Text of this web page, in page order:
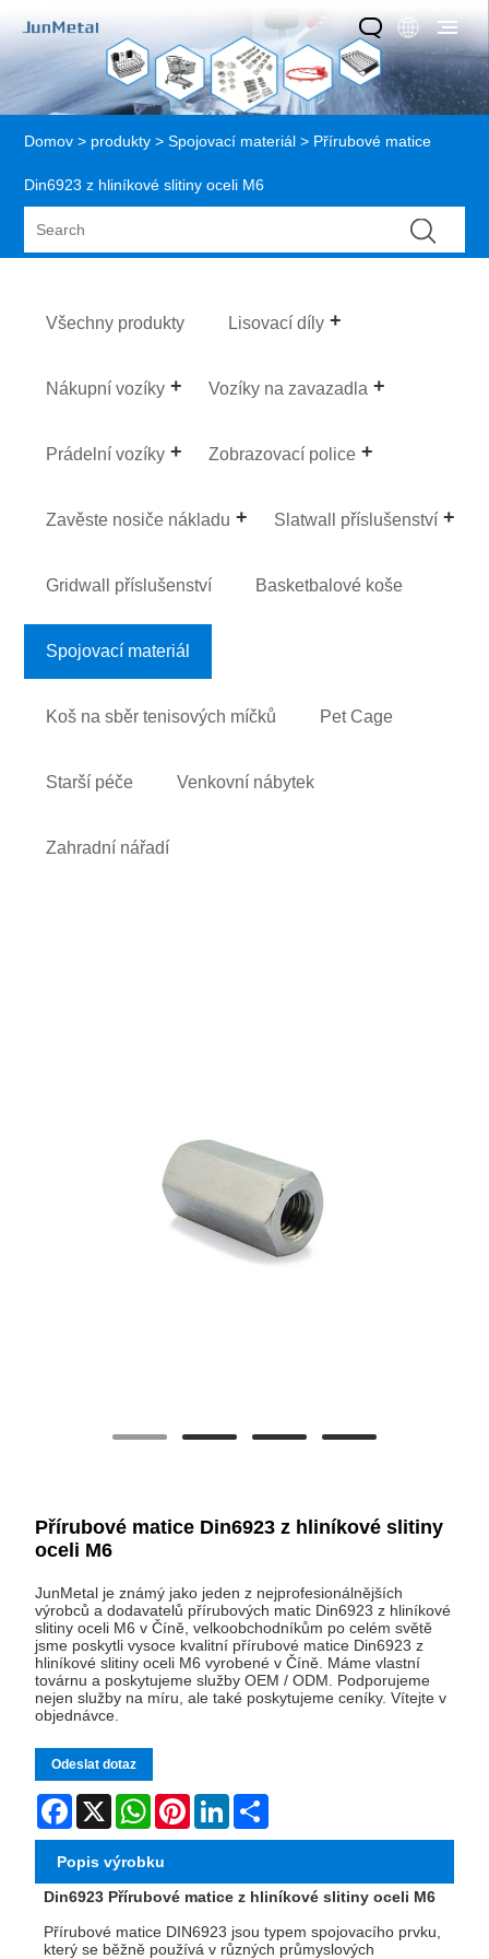
Domov > produkty >Spojovací materiál > Přírubové matice
Din6923 z hliníkové slitiny oceli M6
Všechny produkty Lisovací díly
Nákupní vozíky Vozíky na zavazadla
Prádelní vozíky Zobrazovací police
Zavěste nosiče nákladu Slatwall příslušenství
Gridwall příslušenství Basketbalové koše
Spojovací materiál
Koš na sběr tenisových míčků Pet Cage
Starší péče Venkovní nábytek
Zahradní nářadí
Přírubové matice Din6923 z hliníkové slitiny
oceli M6
JunMetal je známý jako jeden z nejprofesionálnějších
výrobců a dodavatelů přírubových matic Din6923 z hliníkové
slitiny oceli M6 v Číně, velkoobchodníkům po celém světě
jsme poskytli vysoce kvalitní přírubové matice Din6923 z
hliníkové slitiny oceli M6 vyrobené v Číně. Máme vlastní
továrnu a poskytujeme služby OEM / ODM. Podporujeme
nejen služby na míru, ale také poskytujeme ceníky. Vítejte v
objednávce.
Odeslat dotaz
Facebook
X WhatsAppPinterestLinkedIn
Popis výrobku
Din6923 Přírubové matice z hliníkové slitiny oceli M6
Přírubové matice DIN6923 jsou typem spojovacího prvku,
který se běžně používá v různých průmyslových